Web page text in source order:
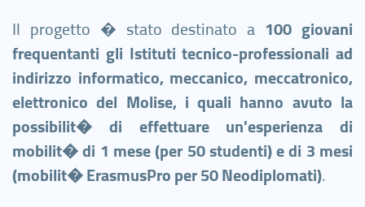
Il progetto � stato destinato a 100 giovani
frequentanti gli Istituti tecnico-professionali ad
indirizzo informatico, meccanico, meccatronico,
elettronico del Molise, i quali hanno avuto la
possibilit� di effettuare un'esperienza di
mobilit� di 1 mese (per 50 studenti) e di 3 mesi
(mobilit� ErasmusPro per 50 Neodiplomati).